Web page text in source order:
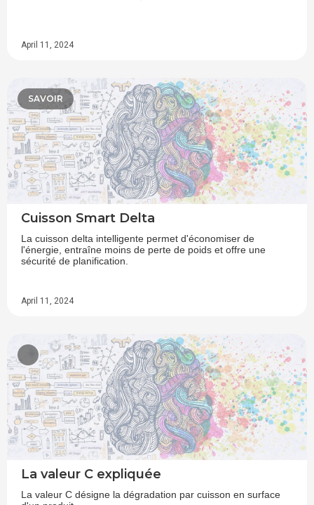
April 11, 2024
SAVOIR
Cuisson Smart Delta
La cuisson delta intelligente permet d'économiser de
l'énergie, entraîne moins de perte de poids et offre une
sécurité de planification.
April 11, 2024
La valeur C expliquée
La valeur C désigne la dégradation par cuisson en surface